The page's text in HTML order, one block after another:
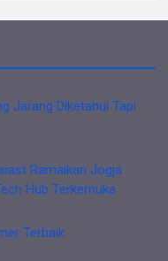
Jarang Diketahui Tapi
Ramaikan Jogja
Hub Terkemuka
Terbaik